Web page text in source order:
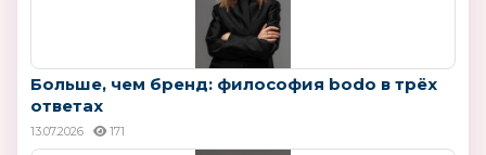
Больше, чем бренд: философия bodo в трёх
ответах
13.07.2026 171